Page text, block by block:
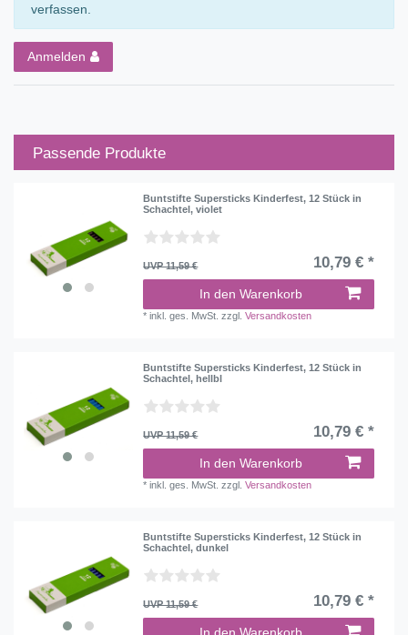
verfassen.
Anmelden
Passende Produkte
Buntstifte Supersticks Kinderfest, 12 Stück in
Schachtel, violet
UVP 11,59 € 10,79 € *
In den Warenkorb
*inkl. ges. MwSt. zzgl.Versandkosten
Buntstifte Supersticks Kinderfest, 12 Stück in
Schachtel, hellbl
UVP 11,59 € 10,79 € *
In den Warenkorb
*inkl. ges. MwSt. zzgl.Versandkosten
Buntstifte Supersticks Kinderfest, 12 Stück in
Schachtel, dunkel
UVP 11,59 € 10,79 € *